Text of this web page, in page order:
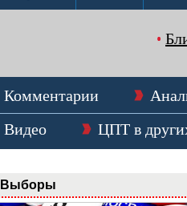
Комментарии
Видео
ЦПТ в
Выборы